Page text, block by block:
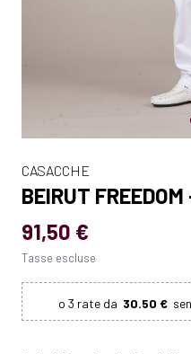
CASACCHE
BEIRUT
91,50 €
Tasse escluse
30.50 €